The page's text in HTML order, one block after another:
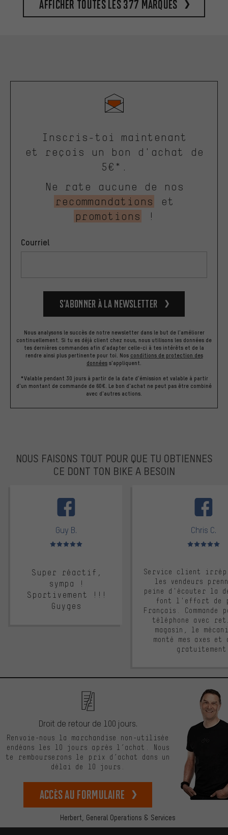
Afficher toutes les 377 marques
Inscris-toi maintenant
et reçois un bon d'achat de
5€*.
Ne rate aucune de nos
recommandations
et
promotions
!
Courriel
S’abonner à la newsletter
Nous analysons le succès de notre newsletter dans le but de l'améliorer
continuellement. Si tu es déjà client chez nous, nous utilisons les données de
tes dernières commandes afin d'adapter celle-ci à tes intérêts et de la
rendre ainsi plus pertinente pour toi. Nos conditions de protection des
données s'appliquent.
*Valable pendant 30 jours à partir de la date d'émission et valable à partir
d'un montant de commande de 60€. Le bon d'achat ne peut pas être combiné
avec d'autres actions.
NOUS FAISONS TOUT POUR QUE TU OBTIENNES
CE DONT TON BIKE A BESOIN
Guy B.
Note moyenne : 5 sur 5
Super réactif,
sympa !
Sportivement !!!
Guyges
Chris C.
Note moyenne :
Service client
les vendeurs
peine d'écouter la
font l'effort de
Français. Commande
téléphone avec
magasin, le
monté mes axes et
Herbert, General Operations & Services
Droit de retour de 100 jours.
Renvoie-nous la marchandise non-utilisée
endéans les 10 jours après l’achat. Nous
te rembourserons le prix d’achat dans un
délai de 10 jours.
Accès au formulaire